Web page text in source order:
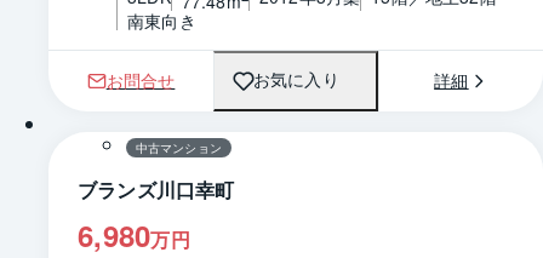
南東向き
お問合せ お気に入り 詳細
1 / 0 間取り
中古マンション
ブランズ川口幸町
6,980万円